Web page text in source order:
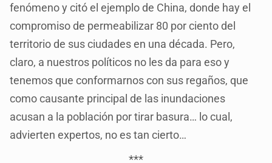
fenómeno y citó el ejemplo de China, donde hay el
compromiso de permeabilizar 80 por ciento del
territorio de sus ciudades en una década. Pero,
claro, a nuestros políticos no les da para eso y
tenemos que conformarnos con sus regaños, que
como causante principal de las inundaciones
acusan a la población por tirar basura… lo cual,
advierten expertos, no es tan cierto…
***